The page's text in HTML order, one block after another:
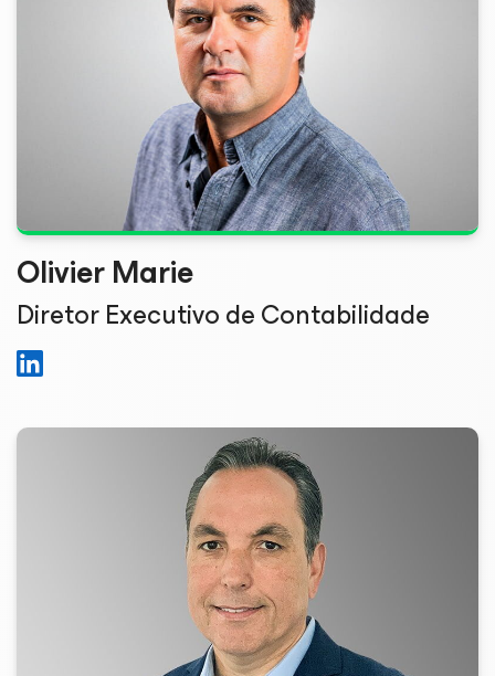
Olivier Marie
Diretor Executivo de Contabilidade